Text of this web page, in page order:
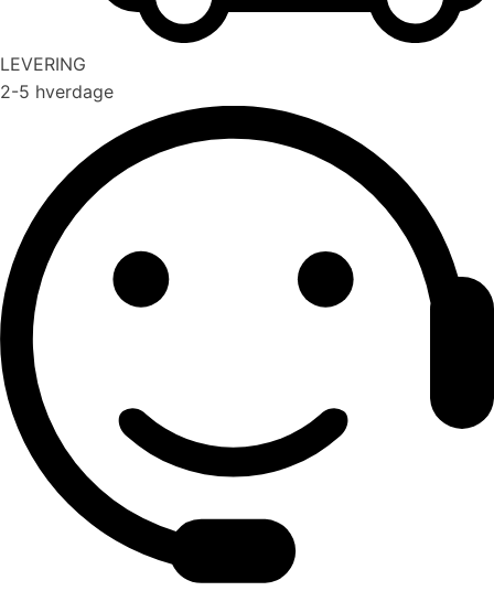
LEVERING
2-5 hverdage